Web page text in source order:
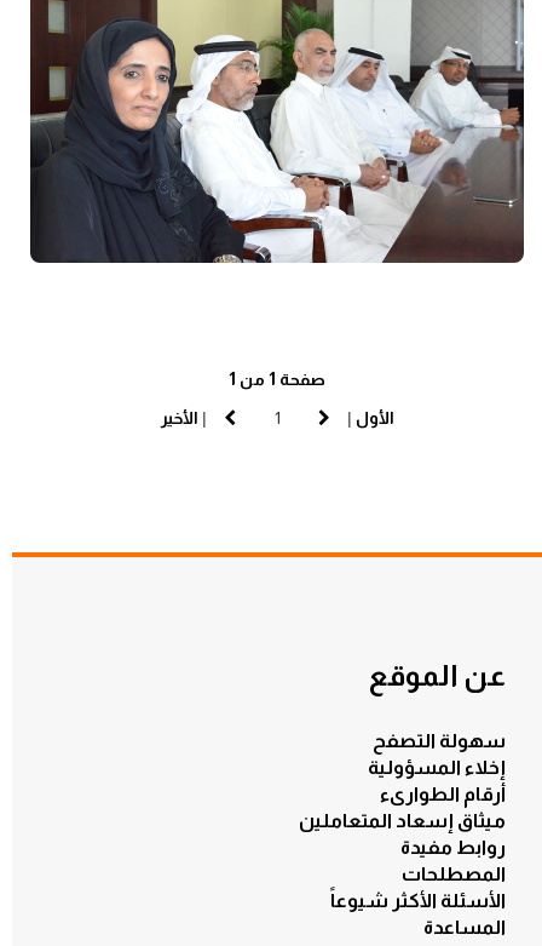
صفحة 1 من 1
الأول |
| الأخير
عن الموقع
سهولة التصفح
إخلاء المسؤولية
أرقام الطوارىء
ميثاق إسعاد المتعاملين
روابط مفيدة
المصطلحات
الأسئلة الأكثر شيوعاً
المساعدة